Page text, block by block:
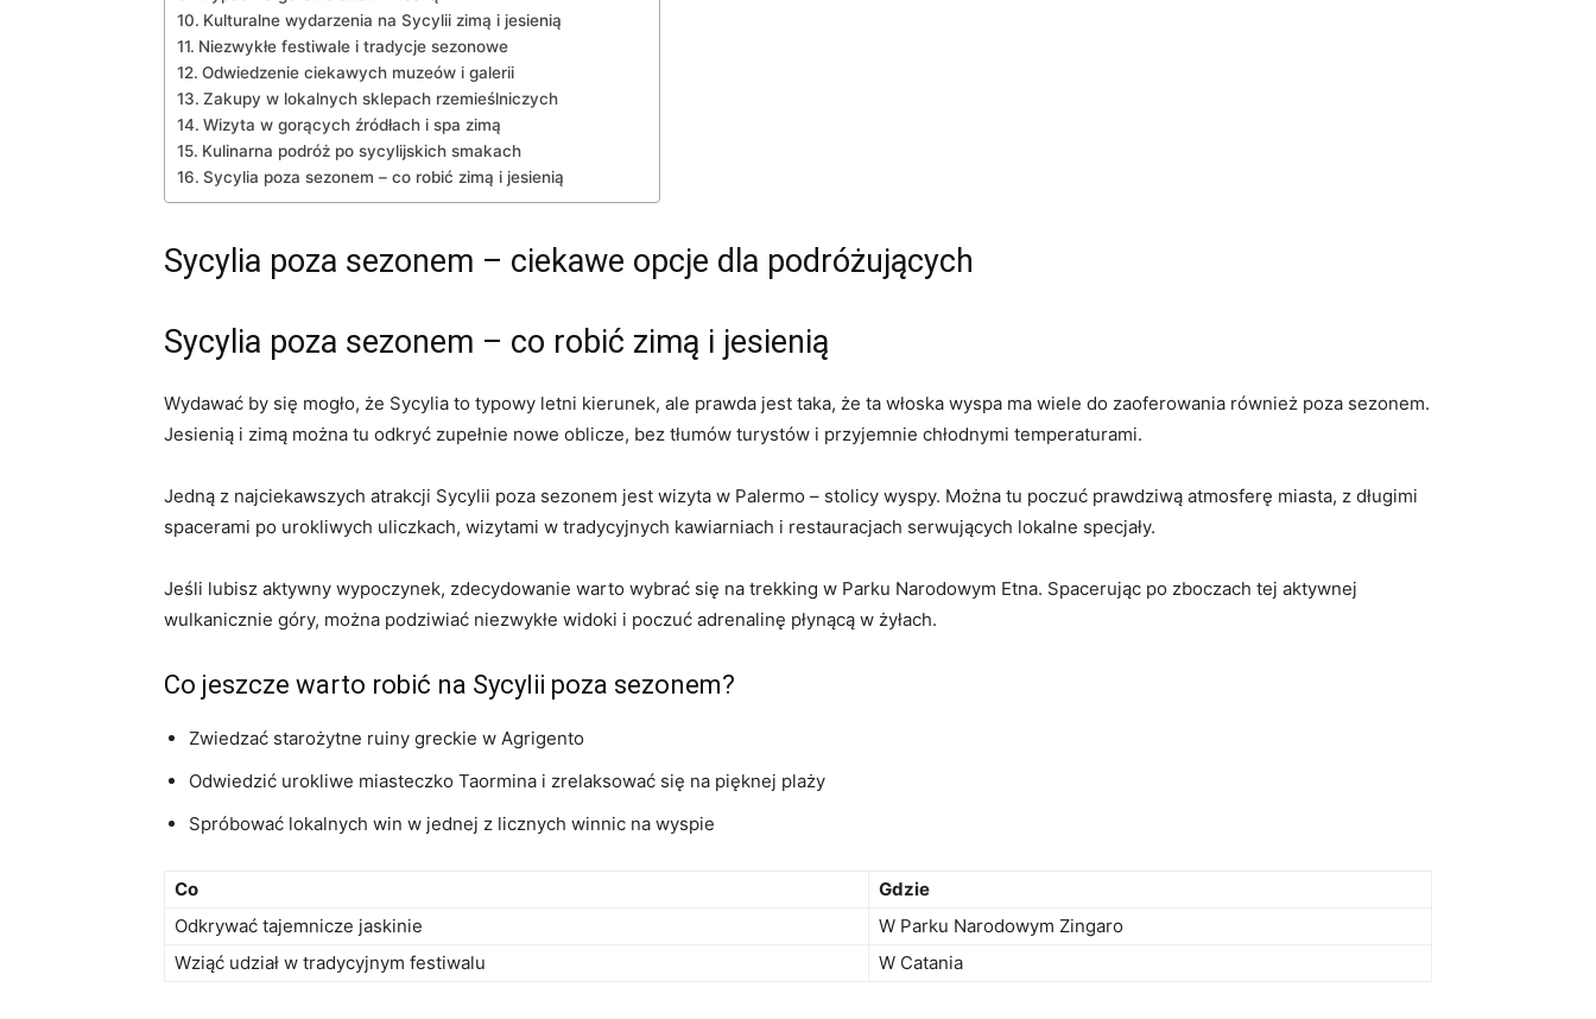
Kulturalne wydarzenia na Sycylii zimą i jesienią
Niezwykłe festiwale i tradycje sezonowe
Odwiedzenie ciekawych muzeów i galerii
Zakupy w lokalnych sklepach rzemieślniczych
Wizyta w gorących źródłach i spa zimą
Kulinarna podróż po sycylijskich smakach
Sycylia poza sezonem – co robić zimą i jesienią
Sycylia poza sezonem – ciekawe opcje dla podróżujących
Sycylia poza sezonem – co robić zimą i jesienią
Wydawać by się mogło, że Sycylia to typowy letni kierunek, ale prawda jest taka, że ta włoska wyspa ma wiele do zaoferowania również poza sezonem.
Jesienią i zimą można tu odkryć zupełnie nowe oblicze, bez tłumów turystów i przyjemnie chłodnymi temperaturami.
Jedną z najciekawszych atrakcji Sycylii poza sezonem jest wizyta w Palermo – stolicy wyspy. Można tu poczuć prawdziwą atmosferę miasta, z długimi
spacerami po urokliwych uliczkach, wizytami w tradycyjnych kawiarniach i restauracjach serwujących lokalne specjały.
Jeśli lubisz aktywny wypoczynek, zdecydowanie warto wybrać się na trekking w Parku Narodowym Etna. Spacerując po zboczach tej aktywnej
wulkanicznie góry, można podziwiać niezwykłe widoki i poczuć adrenalinę płynącą w żyłach.
Co jeszcze warto robić na Sycylii poza sezonem?
Zwiedzać starożytne ruiny greckie w Agrigento
Odwiedzić urokliwe miasteczko Taormina i zrelaksować się na pięknej plaży
Spróbować lokalnych win w jednej z licznych winnic na wyspie
Co
Gdzie
Odkrywać tajemnicze jaskinie
W Parku Narodowym Zingaro
Wziąć udział w tradycyjnym festiwalu
W Catania